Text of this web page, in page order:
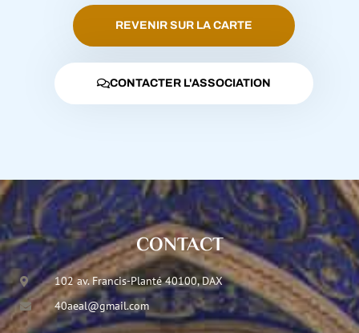
REVENIR SUR LA CARTE
CONTACTER L'ASSOCIATION
CONTACT
102 av. Francis-Planté 40100, DAX
40aeal@gmail.com